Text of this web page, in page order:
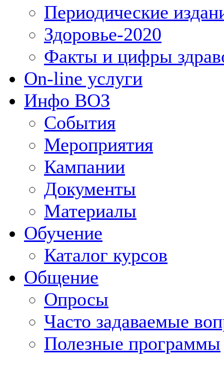
Периодические
Здоровье-2020
Факты и цифры
On-line услуги
Инфо ВОЗ
События
Мероприятия
Кампании
Документы
Материалы
Обучение
Каталог курсов
Общение
Опросы
Часто задаваемые
Полезные программы